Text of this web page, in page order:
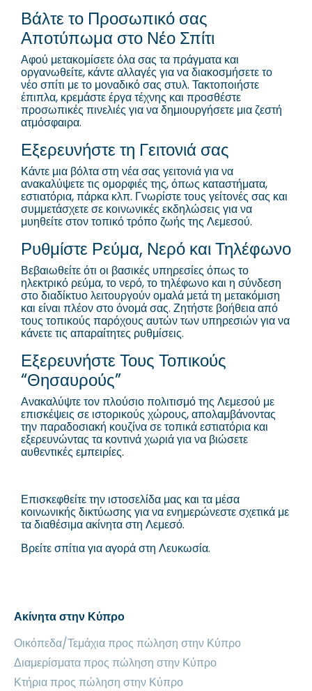
Βάλτε το Προσωπικό σας
Αποτύπωμα στο Νέο Σπίτι
Αφού μετακομίσετε όλα σας τα πράγματα και
οργανωθείτε, κάντε αλλαγές για να διακοσμήσετε το
νέο σπίτι με το μοναδικό σας στυλ. Τακτοποιήστε
έπιπλα, κρεμάστε έργα τέχνης και προσθέστε
προσωπικές πινελιές για να δημιουργήσετε μια ζεστή
ατμόσφαιρα.
Εξερευνήστε τη Γειτονιά σας
Κάντε μια βόλτα στη νέα σας γειτονιά για να
ανακαλύψετε τις ομορφιές της, όπως καταστήματα,
εστιατόρια, πάρκα κλπ. Γνωρίστε τους γείτονές σας και
συμμετάσχετε σε κοινωνικές εκδηλώσεις για να
μυηθείτε στον τοπικό τρόπο ζωής της Λεμεσού.
Ρυθμίστε Ρεύμα, Νερό και Τηλέφωνο
Βεβαιωθείτε ότι οι βασικές υπηρεσίες όπως το
ηλεκτρικό ρεύμα, το νερό, το τηλέφωνο και η σύνδεση
στο διαδίκτυο λειτουργούν ομαλά μετά τη μετακόμιση
και είναι πλέον στο όνομά σας. Ζητήστε βοήθεια από
τους τοπικούς παρόχους αυτών των υπηρεσιών για να
κάνετε τις απαραίτητες ρυθμίσεις.
Εξερευνήστε Τους Τοπικούς
“Θησαυρούς”
Ανακαλύψτε τον πλούσιο πολιτισμό της Λεμεσού με
επισκέψεις σε ιστορικούς χώρους, απολαμβάνοντας
την παραδοσιακή κουζίνα σε τοπικά εστιατόρια και
εξερευνώντας τα κοντινά χωριά για να βιώσετε
αυθεντικές εμπειρίες.
Επισκεφθείτε την ιστοσελίδα μας και τα μέσα
κοινωνικής δικτύωσης για να ενημερώνεστε σχετικά με
τα διαθέσιμα ακίνητα στη Λεμεσό.
Βρείτεσπίτια για αγορά στη Λευκωσία.
Ακίνητα στην Κύπρο
Οικόπεδα/Τεμάχια προς πώληση στην Κύπρο
Διαμερίσματα προς πώληση στην Κύπρο
Κτήρια προς πώληση στην Κύπρο